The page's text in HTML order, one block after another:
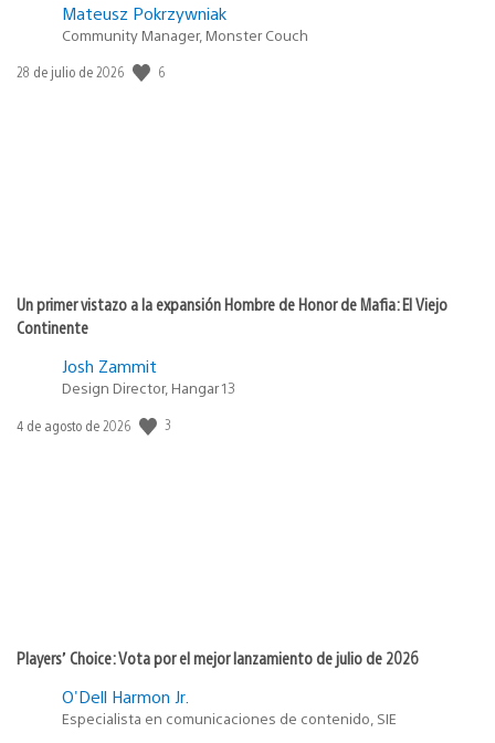
Mateusz Pokrzywniak
Community Manager, Monster Couch
Fecha
28 de julio de 2026 6
Un primer vistazo a la expansión Hombre de Honor de Mafia: El Viejo
Continente
Josh Zammit
Design Director, Hangar 13
Fecha
4 de agosto de 2026 3
Players’ Choice: Vota por el mejor lanzamiento de julio de 2026
O'Dell Harmon Jr.
Especialista en comunicaciones de contenido, SIE